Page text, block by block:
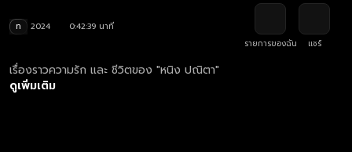
ท 2024
0:42:39 นาที
รายการของฉัน
แชร์
เรื่องราวความรัก และ ชีวิตของ "หนิง ปณิตา"
ดูเพิ่มเติม